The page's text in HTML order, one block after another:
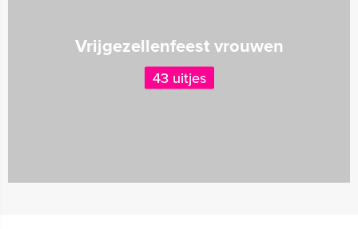
Vrijgezellenfeest vrouwen
43 uitjes